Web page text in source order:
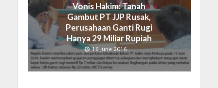
Vonis Hakim: Tanah
Gambut PT JJP Rusak,
Perusahaan Ganti Rugi
Hanya 29 Miliar Rupiah
16 June 2016